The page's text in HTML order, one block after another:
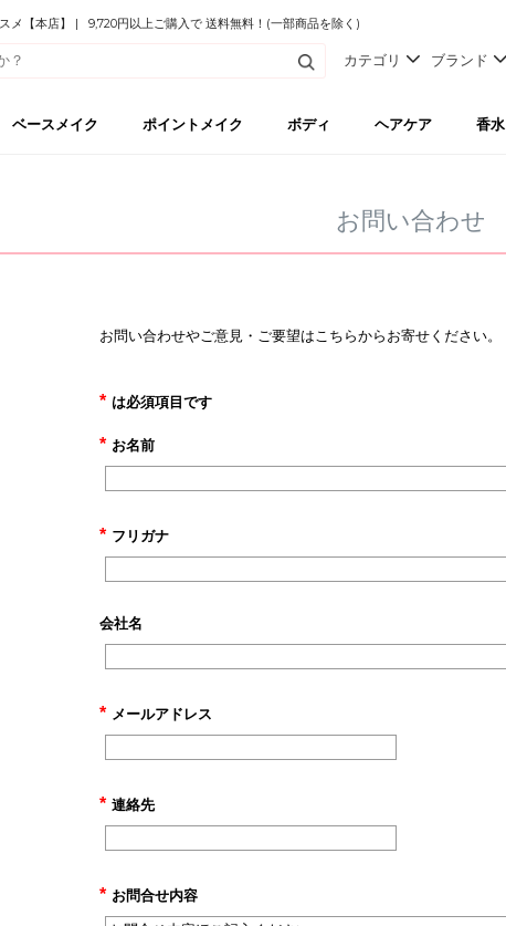
メ【本店】 | 9,720円以上ご購入で 送料無料！(一部商品を除く)
カテゴリ ブランド
ベースメイク ポイントメイク ボディ ヘアケア 香水
お問い合わせ